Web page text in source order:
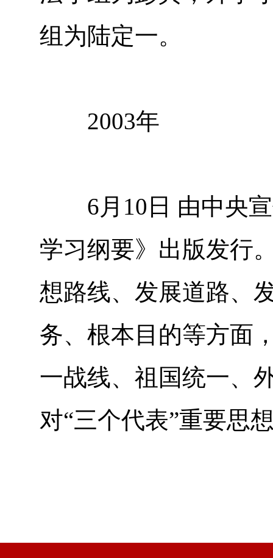
组为陆定一。
2003年
6月10日 由中央宣
学习纲要》出版发行
想路线、发展道路、
务、根本目的等方面
一战线、祖国统一、
对“三个代表”重要思